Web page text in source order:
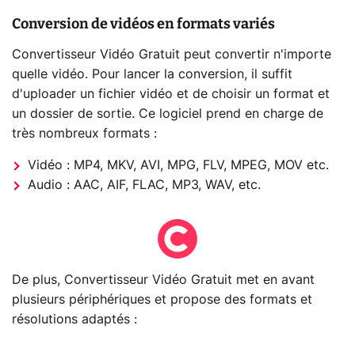
Conversion de vidéos en formats variés
Convertisseur Vidéo Gratuit peut convertir n'importe
quelle vidéo. Pour lancer la conversion, il suffit
d'uploader un fichier vidéo et de choisir un format et
un dossier de sortie. Ce logiciel prend en charge de
très nombreux formats :
Vidéo : MP4, MKV, AVI, MPG, FLV, MPEG, MOV etc.
Audio : AAC, AIF, FLAC, MP3, WAV, etc.
De plus, Convertisseur Vidéo Gratuit met en avant
plusieurs périphériques et propose des formats et
résolutions adaptés :